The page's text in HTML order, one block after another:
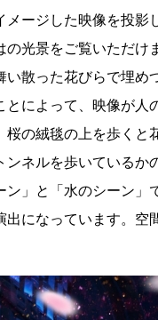
メージした映像を投
の光景をご覧いただけ
い散った花びらで埋
とによって、映像が人
桜の絨毯の上を歩く
ンネルを歩いているか
ン」と「水のシーン」
出になっています。空